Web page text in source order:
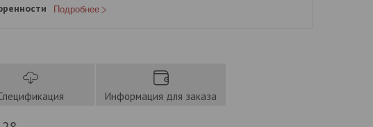
Подробнее
Информация для заказа